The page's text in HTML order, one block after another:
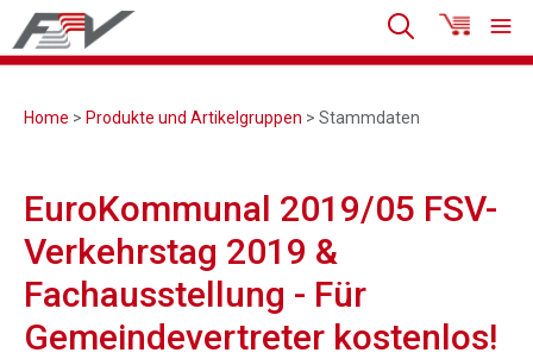
Home > Produkte und Artikelgruppen > Stammdaten
EuroKommunal 2019/05 FSV-
Verkehrstag 2019 &
Fachausstellung - Für
Gemeindevertreter kostenlos!